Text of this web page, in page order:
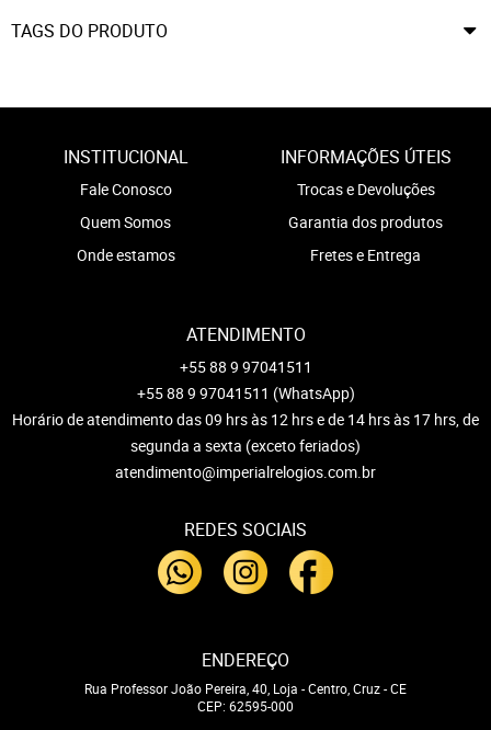
TAGS DO PRODUTO
INSTITUCIONAL
Fale Conosco
Quem Somos
Onde estamos
INFORMAÇÕES ÚTEIS
Trocas e Devoluções
Garantia dos produtos
Fretes e Entrega
ATENDIMENTO
+55 88 9 97041511
+55 88 9 97041511 (WhatsApp)
Horário de atendimento das 09 hrs às 12 hrs e de 14 hrs às 17 hrs, de
segunda a sexta (exceto feriados)
atendimento@imperialrelogios.com.br
REDES SOCIAIS
ENDEREÇO
Rua Professor João Pereira, 40, Loja -Centro, Cruz-CE
CEP: 62595-000